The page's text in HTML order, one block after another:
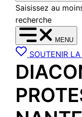
Saisissez au
recherche
MENU
SOUTENIR